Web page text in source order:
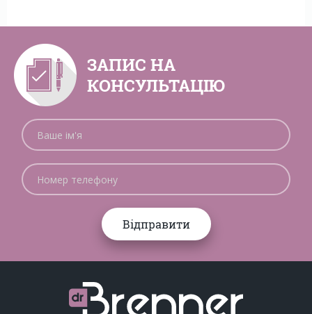
ЗАПИС НА
КОНСУЛЬТАЦІЮ